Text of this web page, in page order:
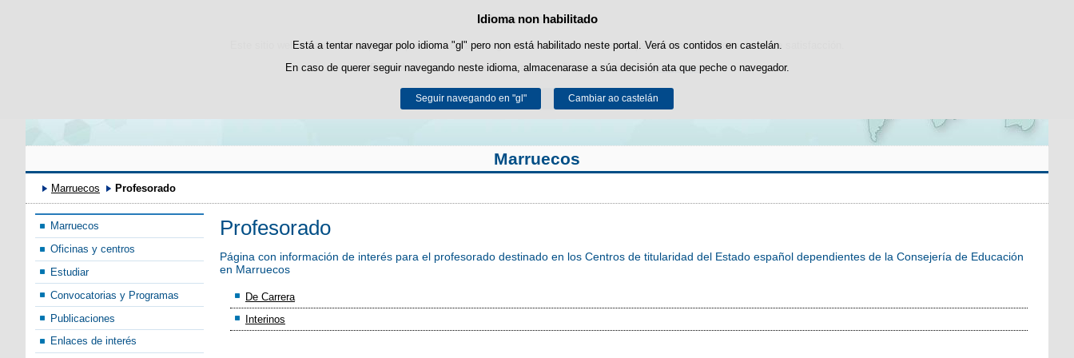
Política de cookies
Este sitio web utiliza cookies propias para facilitar a navegación e cookies de terceiros para obter estatísticas de uso e satisfacción.
Pode obter máis información no apartado "Cookies" do nosoaviso legal.
Aceptar Rexeitar
Idioma non habilitado
Está a tentar navegar polo idioma "gl" pero non está habilitado neste portal. Verá os contidos en castelán.
En caso de querer seguir navegando neste idioma, almacenarase a súa decisión ata que peche o navegador.
Seguir navegando en "gl" Cambiar ao castelán
Saltar ao contido
Marruecos
Marruecos Profesorado
Marruecos
Oficinas y centros
Estudiar
Convocatorias y Programas
Publicaciones
Enlaces de interés
Profesorado
Página con información de interés para el profesorado destinado en los Centros de titularidad del Estado español dependientes de la Consejería de Educación
en Marruecos
De Carrera
Interinos